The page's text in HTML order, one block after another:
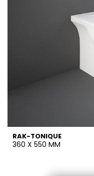
RAK-TONIQUE
360 X 550 MM